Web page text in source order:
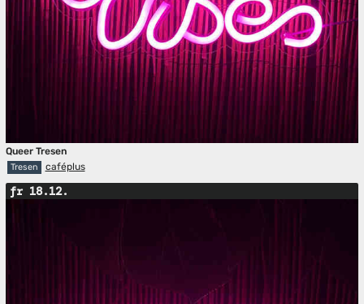
Queer Tresen
Tresen caféplus
fr 18.12.